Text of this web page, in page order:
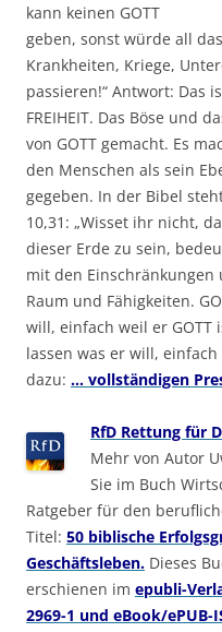
kann keinen GOTT
geben, sonst würde all
Krankheiten, Kriege,
passieren!“ Antwort: Das
FREIHEIT. Das Böse und
von GOTT gemacht. Es
den Menschen als sein
gegeben. In der Bibel
10,31: „Wisset ihr nicht,
dieser Erde zu sein,
mit den Einschränkungen
Raum und Fähigkeiten.
will, einfach weil er GOTT
lassen was er will,
dazu: … vollständigen
RfD Rettung für
Mehr von Autor
Sie im Buch
Ratgeber für den
Titel: 50 biblische
Geschäftsleben. Dieses
erschienen im epubli-
2969-1 und eBook/ePUB-